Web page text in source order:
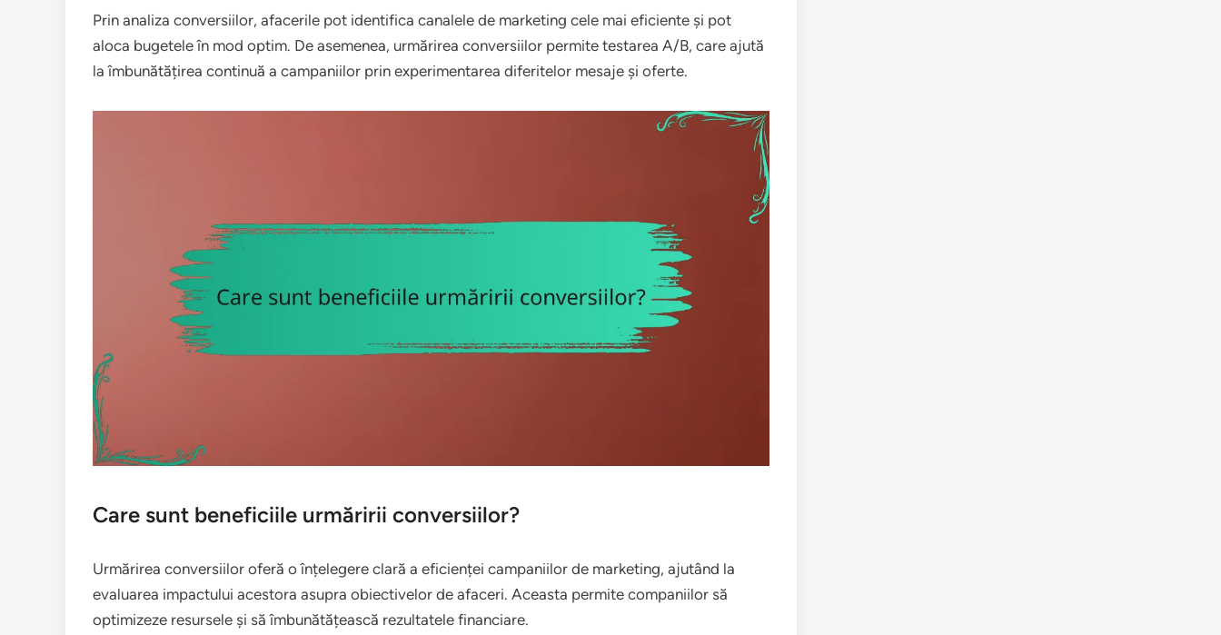
Prin analiza conversiilor, afacerile pot identifica canalele de marketing cele mai eficiente și pot
aloca bugetele în mod optim. De asemenea, urmărirea conversiilor permite testarea A/B, care ajută
la îmbunătățirea continuă a campaniilor prin experimentarea diferitelor mesaje și oferte.
Care sunt beneficiile urmăririi conversiilor?
Urmărirea conversiilor oferă o înțelegere clară a eficienței campaniilor de marketing, ajutând la
evaluarea impactului acestora asupra obiectivelor de afaceri. Aceasta permite companiilor să
optimizeze resursele și să îmbunătățească rezultatele financiare.